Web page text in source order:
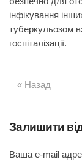
інфікування
туберкульозом
госпіталізації.
« Назад
Залишити
Ваша e-mail